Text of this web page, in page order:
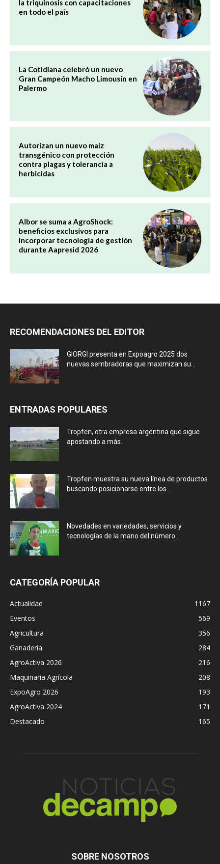
la triquinosis con capacitaciones
en todo el país
La Cotidiana celebró un nuevo
Gran Campeón Macho Limousín en
Palermo
Autorizan un nuevo maíz
transgénico con protección
contra plagas y tolerancia a
herbicidas
Albor se suma a AgroShock:
beneficios exclusivos para
incorporar tecnología de gestión
durante Aapresid 2026
RECOMENDACIONES DEL EDITOR
GIORGI presenta en Expoagro 2025 dos
nuevas sembradoras que maximizan su...
ENTRADAS POPULARES
Tropfen, otra empresa argentina que sigue
apostando a más.
Tropfen muestra su nueva línea de productos
buscando posicionarse entre los...
Novedades en variedades, servicios y
tecnologías de la mano del número...
CATEGORÍA POPULAR
Actualidad
1167
Eventos
569
Agricultura
356
Ganadería
284
AgroActiva 2026
216
Maquinaria Agrícola
208
ExpoAgro 2026
193
AgroActiva 2024
171
Destacado
165
SOBRE NOSOTROS